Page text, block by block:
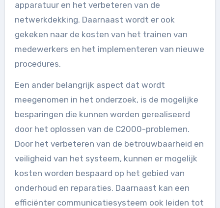
apparatuur en het verbeteren van de
netwerkdekking. Daarnaast wordt er ook
gekeken naar de kosten van het trainen van
medewerkers en het implementeren van nieuwe
procedures.
Een ander belangrijk aspect dat wordt
meegenomen in het onderzoek, is de mogelijke
besparingen die kunnen worden gerealiseerd
door het oplossen van de C2000-problemen.
Door het verbeteren van de betrouwbaarheid en
veiligheid van het systeem, kunnen er mogelijk
kosten worden bespaard op het gebied van
onderhoud en reparaties. Daarnaast kan een
efficiënter communicatiesysteem ook leiden tot